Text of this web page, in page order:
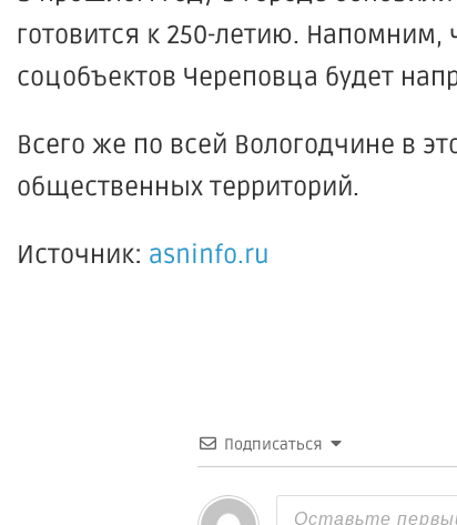
готовится к 250-летию. Напомним,
соцобъектов Череповца будет
Всего же по всей Вологодчине в
общественных территорий.
Источник: asninfo.ru
Подписаться